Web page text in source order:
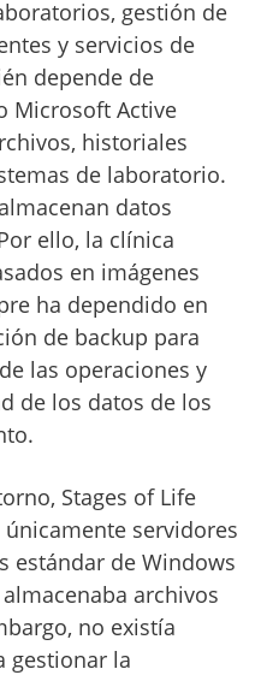
gestión de
y servicios de
depende de
Microsoft Active
historiales
de laboratorio.
datos
ello, la clínica
en imágenes
ha dependido en
de backup para
las operaciones y
de los datos de los
Stages of Life
servidores
estándar de Windows
archivos
no existía
gestionar la